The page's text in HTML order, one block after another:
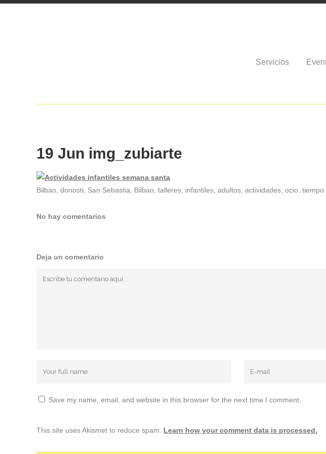
Servicios
19 Jun img_zubiarte
Bilbao, donosti, San Sebastia, Bilbao, talleres, infantiles, adultos, actividades, ocio,
No hay comentarios
Deja un comentario
Save my name, email, and website in this browser for the next time I comment.
This site uses Akismet to reduce spam. Learn how your comment data is processed.